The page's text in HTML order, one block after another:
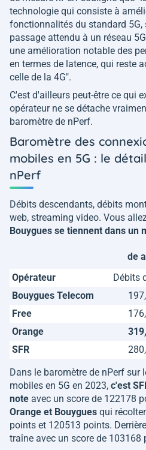
technologie qui consiste à
fonctionnalités du standard 5G,
passage attendu à un réseau
une amélioration notable des
en termes de latence, qui reste
celle de la 4G".
C'est d'ailleurs peut-être ce qui
opérateur ne se détache
baromètre de nPerf.
Baromètre des
mobiles en 5G : le
nPerf
Débits descendants, débits
web, streaming video. Vous
Bouygues se tiennent dans un
de
Opérateur
Débits
Bouygues Telecom
Free
Orange
SFR
Dans le baromètre de nPerf sur
mobiles en 5G en 2023, c'est
note avec un score de 122178
Orange et Bouygues qui
points et 120513 points.
traîne avec un score de 103168